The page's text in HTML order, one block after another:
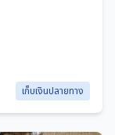
เก็บเงินปลายทาง